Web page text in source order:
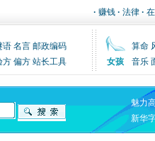
· 赚钱 · 法律 ·
语 名言 邮政编码
方 偏方 站长工具
算命
女孩
音乐
魅力
新华